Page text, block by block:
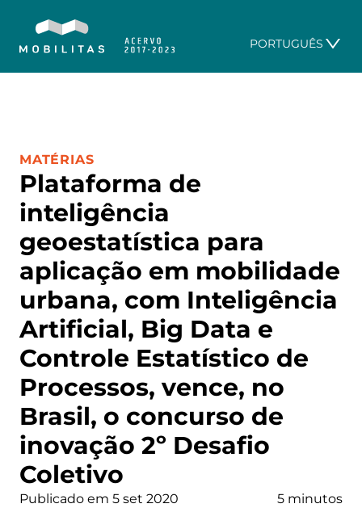
PORTUGUÊS
Plataforma de
inteligência
geoestatística para
aplicação em mobilidade
urbana, com Inteligência
Artificial, Big Data e
Controle Estatístico de
Processos, vence, no
Brasil, o concurso de
inovação 2º Desafio
Coletivo
CATEGORIA:
MATÉRIAS
Publicado em 5 set 2020 5 minutos